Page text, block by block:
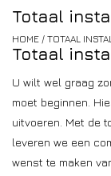
Kabels en Stekkers
Installatie
Gereedschap
Totaal
HOME / TOTAAL
Totaal
U wilt wel graag
moet beginnen.
uitvoeren. Met de
leveren we een
wenst te maken